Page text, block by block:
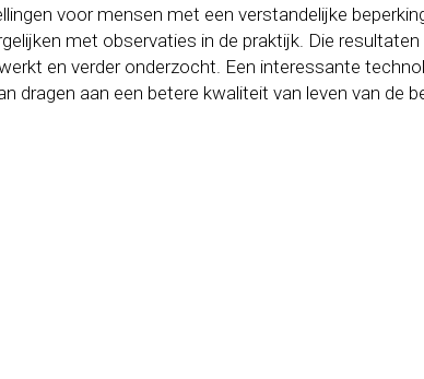
voor mensen met een verstandelijke
met observaties in de praktijk. Die resultaten
en verder onderzocht. Een interessante
dragen aan een betere kwaliteit van leven van de